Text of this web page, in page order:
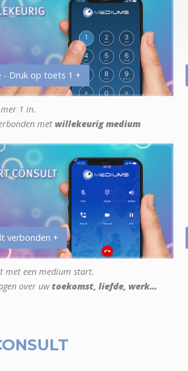
- Druk op toets 1 +
1 in.
met willekeurig medium
verbonden +
met een medium start.
over uwtoekomst, liefde, werk...